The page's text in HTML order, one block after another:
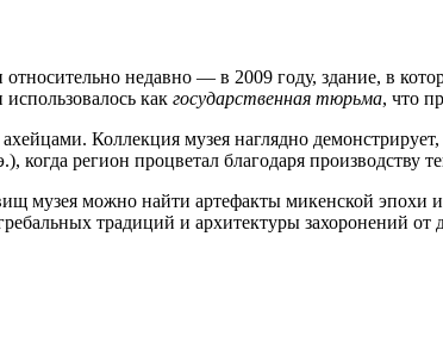
недавно — в 2009 году, здание, в
как государственная тюрьма, что
Коллекция музея наглядно
когда регион процветал благодаря производству
музея можно найти артефакты микенской эпохи
традиций и архитектуры захоронений от